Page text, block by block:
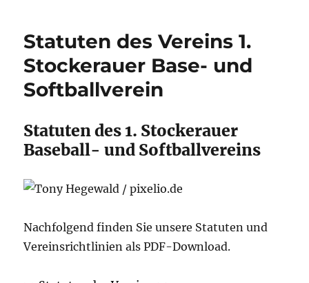
Statuten des Vereins 1.
Stockerauer Base- und
Softballverein
Statuten des 1. Stockerauer
Baseball- und Softballvereins
Nachfolgend finden Sie unsere Statuten und
Vereinsrichtlinien als PDF-Download.